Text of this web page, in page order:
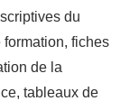
du
fiches
de la
tableaux de